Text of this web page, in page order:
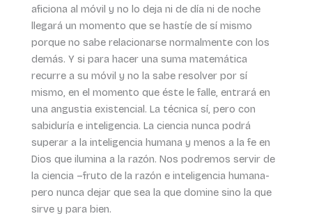
aficiona al móvil y no lo deja ni de día ni de noche
llegará un momento que se hastíe de sí mismo
porque no sabe relacionarse normalmente con los
demás. Y si para hacer una suma matemática
recurre a su móvil y no la sabe resolver por sí
mismo, en el momento que éste le falle, entrará en
una angustia existencial. La técnica sí, pero con
sabiduría e inteligencia. La ciencia nunca podrá
superar a la inteligencia humana y menos a la fe en
Dios que ilumina a la razón. Nos podremos servir de
la ciencia –fruto de la razón e inteligencia humana-
pero nunca dejar que sea la que domine sino la que
sirve y para bien.